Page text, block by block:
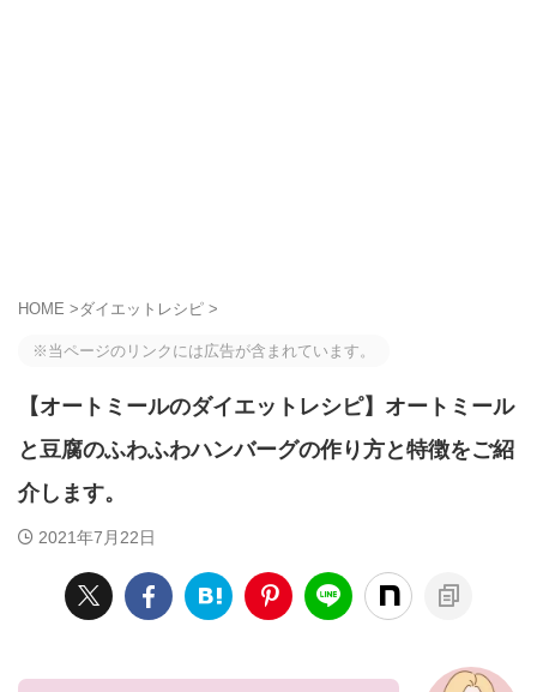
HOME >ダイエットレシピ >
※当ページのリンクには広告が含まれています。
【オートミールのダイエットレシピ】オートミール
と豆腐のふわふわハンバーグの作り方と特徴をご紹
介します。
2021年7月22日